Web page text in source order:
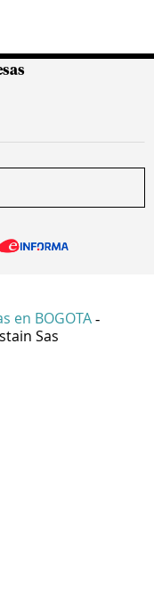
en BOGOTA -
Sas